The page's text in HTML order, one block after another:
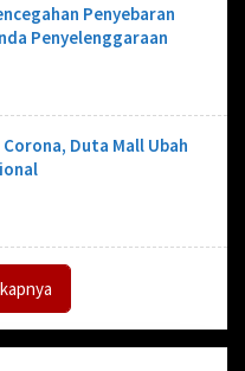
Penyebaran
Penyelenggaraan
Duta Mall Ubah